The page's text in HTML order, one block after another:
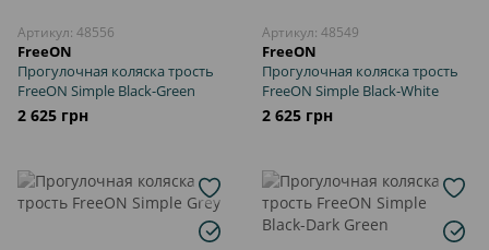
Артикул: 48556
FreeON
Прогулочная коляска трость
FreeON Simple Black-Green
2 625 грн
Артикул: 48549
FreeON
Прогулочная коляска трость
FreeON Simple Black-White
2 625 грн